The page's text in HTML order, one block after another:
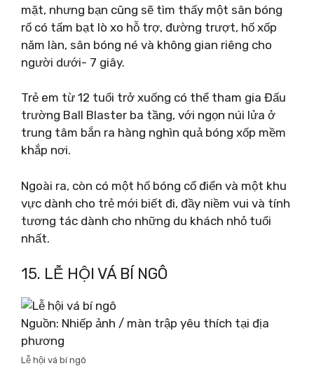
mặt, nhưng bạn cũng sẽ tìm thấy một sân bóng
rổ có tấm bạt lò xo hỗ trợ, đường trượt, hố xốp
năm làn, sân bóng né và không gian riêng cho
người dưới- 7 giây.
Trẻ em từ 12 tuổi trở xuống có thể tham gia Đấu
trường Ball Blaster ba tầng, với ngọn núi lửa ở
trung tâm bắn ra hàng nghìn quả bóng xốp mềm
khắp nơi.
Ngoài ra, còn có một hố bóng cổ điển và một khu
vực dành cho trẻ mới biết đi, đầy niềm vui và tính
tương tác dành cho những du khách nhỏ tuổi
nhất.
15. LỄ HỘI VÁ BÍ NGÔ
Nguồn: Nhiếp ảnh / màn trập yêu thích tại địa
phương
Lễ hội vá bí ngô